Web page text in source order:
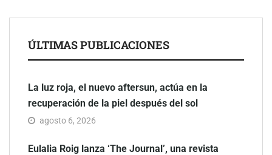
ÚLTIMAS PUBLICACIONES
La luz roja, el nuevo aftersun, actúa en la
recuperación de la piel después del sol
agosto 6, 2026
Eulalia Roig lanza ‘The Journal’, una revista